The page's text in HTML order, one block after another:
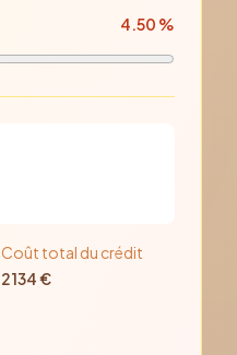
4.50 %
Coût total du crédit
2 134€